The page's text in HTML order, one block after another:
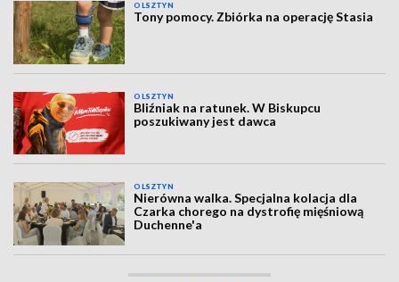
OLSZTYN
Tony pomocy. Zbiórka na operację Stasia
OLSZTYN
Bliźniak na ratunek. W Biskupcu
poszukiwany jest dawca
OLSZTYN
Nierówna walka. Specjalna kolacja dla
Czarka chorego na dystrofię mięśniową
Duchenne'a